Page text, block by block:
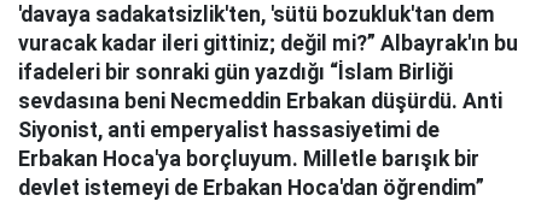
'davaya sadakatsizlik'ten, 'sütü bozukluk'tan dem
vuracak kadar ileri gittiniz; değil mi?” Albayrak'ın bu
ifadeleri bir sonraki gün yazdığı “İslam Birliği
sevdasına beni Necmeddin Erbakan düşürdü. Anti
Siyonist, anti emperyalist hassasiyetimi de
Erbakan Hoca'ya borçluyum. Milletle barışık bir
devlet istemeyi de Erbakan Hoca'dan öğrendim”